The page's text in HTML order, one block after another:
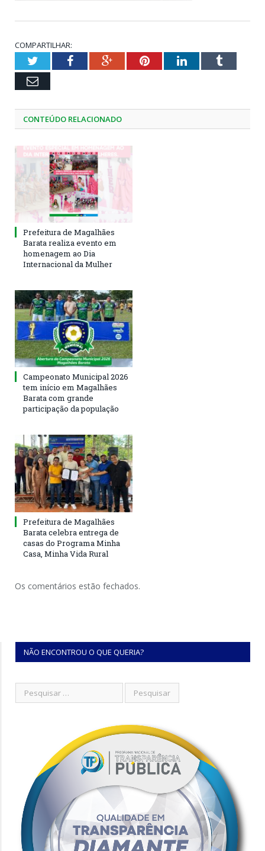
COMPARTILHAR:
TwitterFacebookGoogle+PinterestLinkedInTumblr
Email
CONTEÚDO RELACIONADO
Prefeitura de Magalhães
Barata realiza evento em
homenagem ao Dia
Internacional da Mulher
Campeonato Municipal 2026
tem início em Magalhães
Barata com grande
participação da população
Prefeitura de Magalhães
Barata celebra entrega de
casas do Programa Minha
Casa, Minha Vida Rural
Os comentários estão fechados.
NÃO ENCONTROU O QUE QUERIA?